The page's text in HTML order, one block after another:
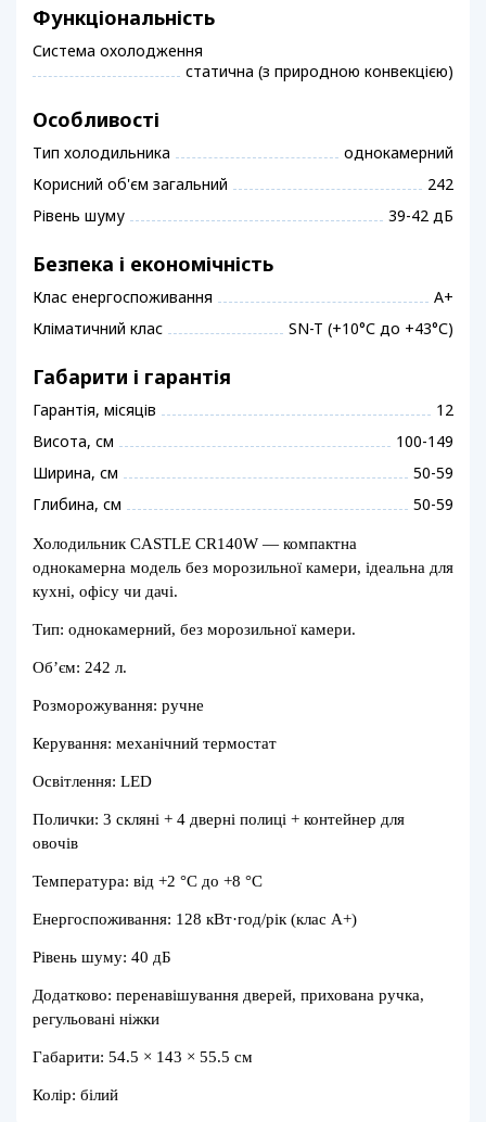
Функціональність
Система охолодження
статична (з природною конвекцією)
Особливості
Тип холодильника
однокамерний
Корисний об'єм загальний
242
Рівень шуму
39-42 дБ
Безпека і економічність
Клас енергоспоживання
A+
Кліматичний клас
SN-T (+10°С до +43°С)
Габарити і гарантія
Гарантія, місяців
12
Висота, см
100-149
Ширина, см
50-59
Глибина, см
50-59
Холодильник CASTLE CR140W — компактна
однокамерна модель без морозильної камери, ідеальна для
кухні, офісу чи дачі.
Тип: однокамерний, без морозильної камери.
Об’єм: 242 л.
Розморожування: ручне
Керування: механічний термостат
Освітлення: LED
Полички: 3 скляні + 4 дверні полиці + контейнер для
овочів
Температура: від +2 °C до +8 °C
Енергоспоживання: 128 кВт·год/рік (клас A+)
Рівень шуму: 40 дБ
Додатково: перенавішування дверей, прихована ручка,
регульовані ніжки
Габарити: 54.5 × 143 × 55.5 см
Колір: білий